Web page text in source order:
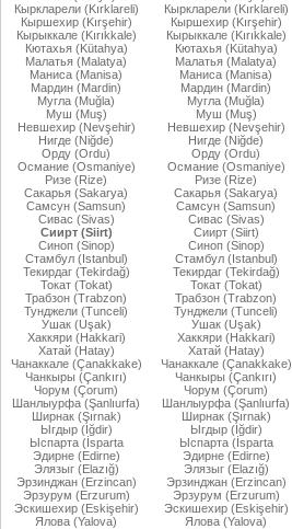
Кыркларели (Kırklareli)
Кыршехир (Kırşehir)
Кырыккале (Kırıkkale)
Кютахья (Kütahya)
Малатья (Malatya)
Маниса (Manisa)
Мардин (Mardin)
Мугла (Muğla)
Муш (Muş)
Невшехир (Nevşehir)
Нигде (Niğde)
Орду (Ordu)
Османие (Osmaniye)
Ризе (Rize)
Сакарья (Sakarya)
Самсун (Samsun)
Сивас (Sivas)
Сиирт (Siirt)
Синоп (Sinop)
Стамбул (Istanbul)
Текирдаг (Tekirdağ)
Токат (Tokat)
Трабзон (Trabzon)
Тунджели (Tunceli)
Ушак (Uşak)
Хаккяри (Hakkari)
Хатай (Hatay)
Чанаккале (Çanakkake)
Чанкыры (Çankırı)
Чорум (Çorum)
Шанлыурфа (Şanlıurfa)
Ширнак (Şırnak)
Ыгдыр (Iğdir)
Ыспарта (İsparta
Эдирне (Edirne)
Элязыг (Elazığ)
Эрзинджан (Erzincan)
Эрзурум (Erzurum)
Эскишехир (Eskişehir)
Ялова (Yalova)
Кыркларели (Kırklareli)
Кыршехир (Kırşehir)
Кырыккале (Kırıkkale)
Кютахья (Kütahya)
Малатья (Malatya)
Маниса (Manisa)
Мардин (Mardin)
Мугла (Muğla)
Муш (Muş)
Невшехир (Nevşehir)
Нигде (Niğde)
Орду (Ordu)
Османие (Osmaniye)
Ризе (Rize)
Сакарья (Sakarya)
Самсун (Samsun)
Сивас (Sivas)
Сиирт (Siirt)
Синоп (Sinop)
Стамбул (Istanbul)
Текирдаг (Tekirdağ)
Токат (Tokat)
Трабзон (Trabzon)
Тунджели (Tunceli)
Ушак (Uşak)
Хаккяри (Hakkari)
Хатай (Hatay)
Чанаккале (Çanakkake)
Чанкыры (Çankırı)
Чорум (Çorum)
Шанлыурфа (Şanlıurfa)
Ширнак (Şırnak)
Ыгдыр (Iğdir)
Ыспарта (İsparta
Эдирне (Edirne)
Элязыг (Elazığ)
Эрзинджан (Erzincan)
Эрзурум (Erzurum)
Эскишехир (Eskişehir)
Ялова (Yalova)